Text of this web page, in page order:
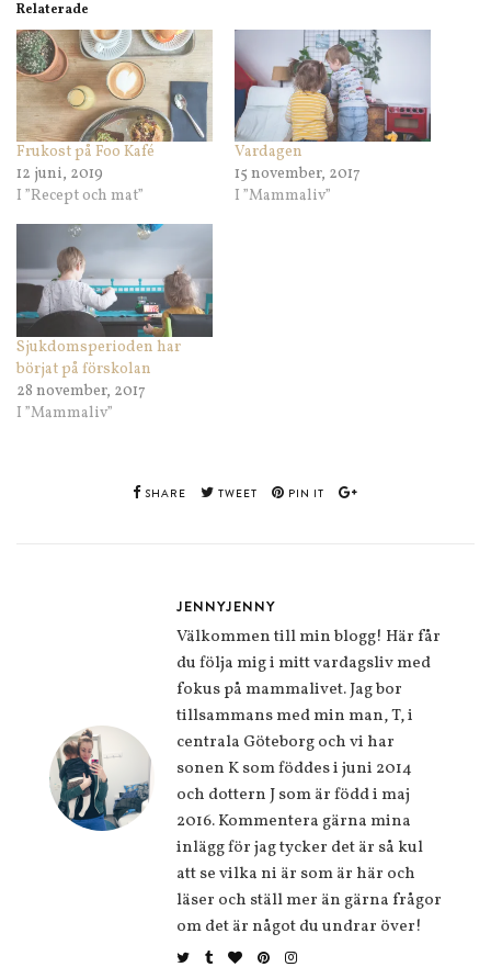
Relaterade
Frukost på Foo Kafé
12 juni, 2019
I ”Recept och mat”
Vardagen
15 november, 2017
I ”Mammaliv”
Sjukdomsperioden har
börjat på förskolan
28 november, 2017
I ”Mammaliv”
SHARE TWEET PIN IT
JENNYJENNY
Välkommen till min blogg! Här får
du följa mig i mitt vardagsliv med
fokus på mammalivet. Jag bor
tillsammans med min man, T, i
centrala Göteborg och vi har
sonen K som föddes i juni 2014
och dottern J som är född i maj
2016. Kommentera gärna mina
inlägg för jag tycker det är så kul
att se vilka ni är som är här och
läser och ställ mer än gärna frågor
om det är något du undrar över!